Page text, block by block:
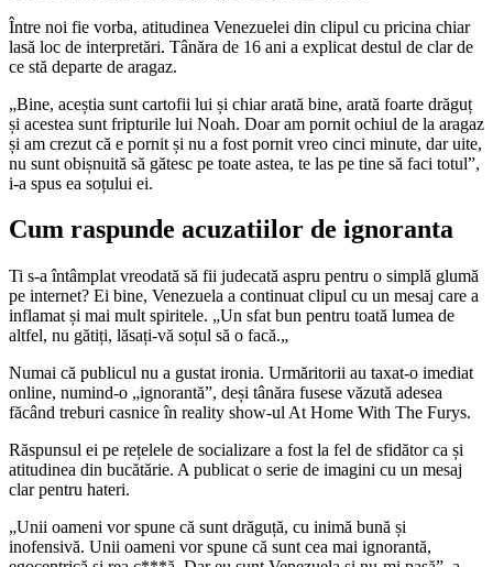
Între noi fie vorba, atitudinea Venezuelei din clipul cu pricina chiar
lasă loc de interpretări. Tânăra de 16 ani a explicat destul de clar de
ce stă departe de aragaz.
„Bine, aceștia sunt cartofii lui și chiar arată bine, arată foarte drăguț
și acestea sunt fripturile lui Noah. Doar am pornit ochiul de la aragaz
și am crezut că e pornit și nu a fost pornit vreo cinci minute, dar uite,
nu sunt obișnuită să gătesc pe toate astea, te las pe tine să faci totul”,
i-a spus ea soțului ei.
Cum raspunde acuzatiilor de ignoranta
Ti s-a întâmplat vreodată să fii judecată aspru pentru o simplă glumă
pe internet? Ei bine, Venezuela a continuat clipul cu un mesaj care a
inflamat și mai mult spiritele. „Un sfat bun pentru toată lumea de
altfel, nu gătiți, lăsați-vă soțul să o facă.„
Numai că publicul nu a gustat ironia. Urmăritorii au taxat-o imediat
online, numind-o „ignorantă”, deși tânăra fusese văzută adesea
făcând treburi casnice în reality show-ul At Home With The Furys.
Răspunsul ei pe rețelele de socializare a fost la fel de sfidător ca și
atitudinea din bucătărie. A publicat o serie de imagini cu un mesaj
clar pentru hateri.
„Unii oameni vor spune că sunt drăguță, cu inimă bună și
inofensivă. Unii oameni vor spune că sunt cea mai ignorantă,